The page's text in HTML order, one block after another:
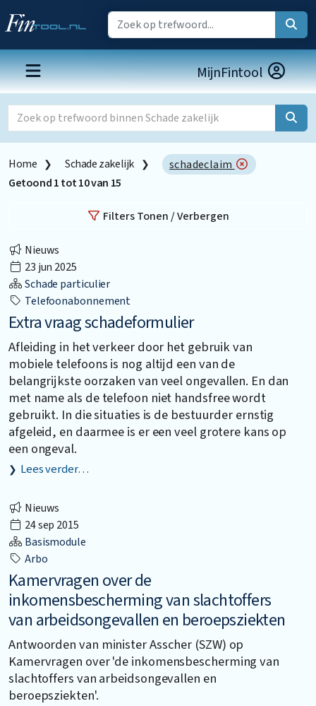
MijnFintool
Home Schade zakelijk
schadeclaim
Getoond1tot10van 15
Filters Tonen / Verbergen
Nieuws
23 jun 2025
Schade particulier
Telefoonabonnement
Extra vraag schadeformulier
Afleiding in het verkeer door het gebruik van
mobiele telefoons is nog altijd een van de
belangrijkste oorzaken van veel ongevallen. En dan
met name als de telefoon niet handsfree wordt
gebruikt. In die situaties is de bestuurder ernstig
afgeleid, en daarmee is er een veel grotere kans op
een ongeval.
Lees verder…
Nieuws
24 sep 2015
Basismodule
Arbo
Kamervragen over de
inkomensbescherming van slachtoffers
van arbeidsongevallen en beroepsziekten
Antwoorden van minister Asscher (SZW) op
Kamervragen over 'de inkomensbescherming van
slachtoffers van arbeidsongevallen en
beroepsziekten'.